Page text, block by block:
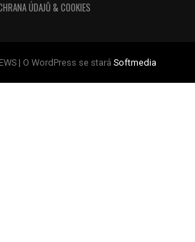
ÚDAJŮ & COOKIES
| O WordPress se stará Softmedia